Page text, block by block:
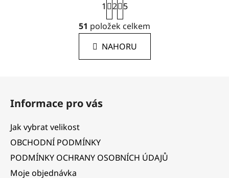
O
v
l
á
d
y
v
t
r
á
n
k
1 2
5
51 položek celkem
NAHORU
Informace pro vás
Jak vybrat velikost
OBCHODNÍ PODMÍNKY
PODMÍNKY OCHRANY OSOBNÍCH ÚDAJŮ
Moje objednávka